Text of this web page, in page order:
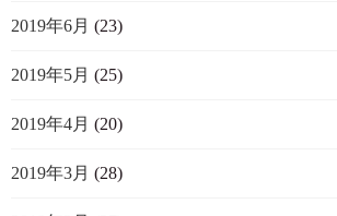
2019年6月 (23)
2019年5月 (25)
2019年4月 (20)
2019年3月 (28)